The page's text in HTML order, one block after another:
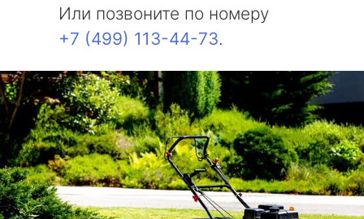
Или позвоните по номеру
+7 (499) 113-44-73.